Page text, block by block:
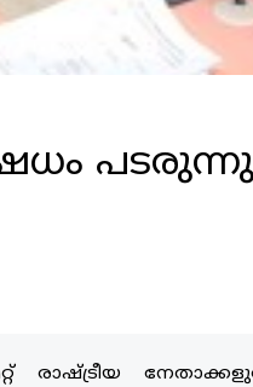
പടരുന്നു
രാഷ്ട്രീയ